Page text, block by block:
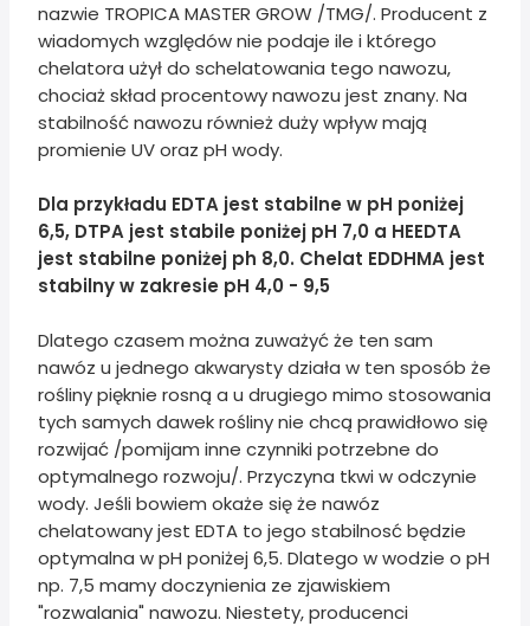
nazwie TROPICA MASTER GROW /TMG/. Producent z
wiadomych względów nie podaje ile i którego
chelatora użył do schelatowania tego nawozu,
chociaż skład procentowy nawozu jest znany. Na
stabilność nawozu również duży wpływ mają
promienie UV oraz pH wody.
Dla przykładu EDTA jest stabilne w pH poniżej
6,5, DTPA jest stabile poniżej pH 7,0 a HEEDTA
jest stabilne poniżej ph 8,0. Chelat EDDHMA jest
stabilny w zakresie pH 4,0 - 9,5
Dlatego czasem można zuważyć że ten sam
nawóz u jednego akwarysty działa w ten sposób że
rośliny pięknie rosną a u drugiego mimo stosowania
tych samych dawek rośliny nie chcą prawidłowo się
rozwijać /pomijam inne czynniki potrzebne do
optymalnego rozwoju/. Przyczyna tkwi w odczynie
wody. Jeśli bowiem okaże się że nawóz
chelatowany jest EDTA to jego stabilnosć będzie
optymalna w pH poniżej 6,5. Dlatego w wodzie o pH
np. 7,5 mamy doczynienia ze zjawiskiem
"rozwalania" nawozu. Niestety, producenci